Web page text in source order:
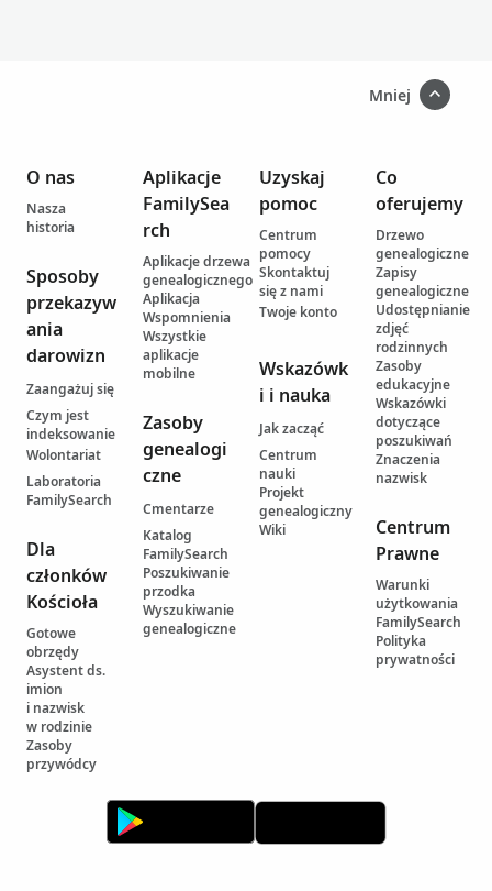
Mniej
O nas
Nasza
historia
Sposoby
przekazyw
ania
darowizn
Zaangażuj się
Czym jest
indeksowanie
Wolontariat
Laboratoria
FamilySearch
Dla
członków
Kościoła
Gotowe
obrzędy
Asystent ds.
imion
i nazwisk
w rodzinie
Zasoby
przywódcy
Aplikacje
FamilySea
rch
Aplikacje drzewa
genealogicznego
Aplikacja
Wspomnienia
Wszystkie
aplikacje
mobilne
Zasoby
genealogi
czne
Cmentarze
Katalog
FamilySearch
Poszukiwanie
przodka
Wyszukiwanie
genealogiczne
Uzyskaj
pomoc
Centrum
pomocy
Skontaktuj
się z nami
Twoje konto
Wskazówk
i i nauka
Jak zacząć
Centrum
nauki
Projekt
genealogiczny
Wiki
Co
oferujemy
Drzewo
genealogiczne
Zapisy
genealogiczne
Udostępnianie
zdjęć
rodzinnych
Zasoby
edukacyjne
Wskazówki
dotyczące
poszukiwań
Znaczenia
nazwisk
Centrum
Prawne
Warunki
użytkowania
FamilySearch
Polityka
prywatności